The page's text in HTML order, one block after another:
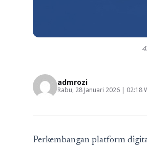
admrozi
Rabu, 28 Januari 2026 | 02:18
Perkembangan platform